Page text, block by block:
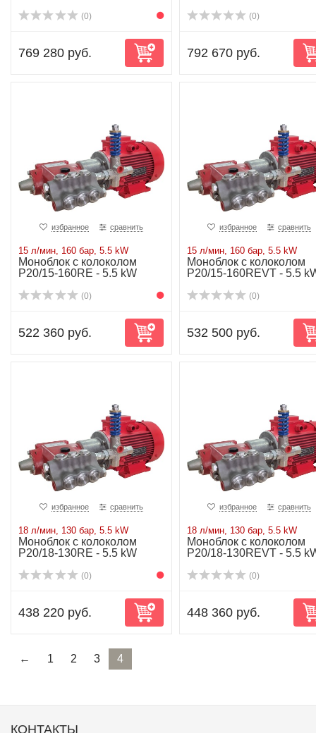
(0)
769 280 руб.
(0)
792 670 руб.
избранное сравнить
15 л/мин, 160 бар, 5.5 kW
Моноблок с колоколом
P20/15-160RE - 5.5 kW
(0)
522 360 руб.
избранное сравнить
15 л/мин, 160 бар, 5.5 kW
Моноблок с колоколом
P20/15-160REVT - 5.5
(0)
532 500 руб.
избранное сравнить
18 л/мин, 130 бар, 5.5 kW
Моноблок с колоколом
P20/18-130RE - 5.5 kW
(0)
438 220 руб.
избранное сравнить
18 л/мин, 130 бар, 5.5 kW
Моноблок с колоколом
P20/18-130REVT - 5.5
(0)
448 360 руб.
← 1 2 3 4
КОНТАКТЫ